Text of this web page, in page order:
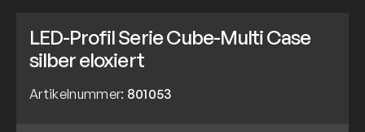
LED-Profil Serie Cube-Multi Case
silber eloxiert
Artikelnummer: 801053